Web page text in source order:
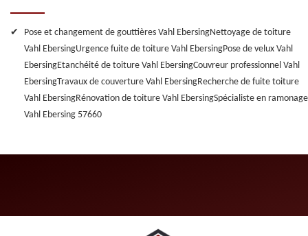
Pose et changement de gouttières Vahl EbersingNettoyage de toiture
Vahl EbersingUrgence fuite de toiture Vahl EbersingPose de velux Vahl
EbersingEtanchéité de toiture Vahl EbersingCouvreur professionnel Vahl
EbersingTravaux de couverture Vahl EbersingRecherche de fuite toiture
Vahl EbersingRénovation de toiture Vahl EbersingSpécialiste en ramonage
Vahl Ebersing 57660